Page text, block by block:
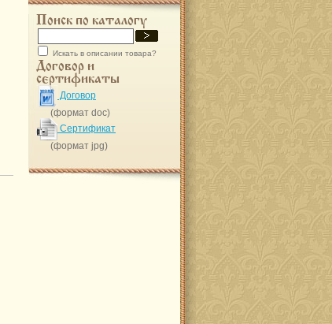
Поиск по каталогу
Искать в описании товара?
Договор и
сертификаты
Договор
(формат doc)
Сертификат
(формат jpg)